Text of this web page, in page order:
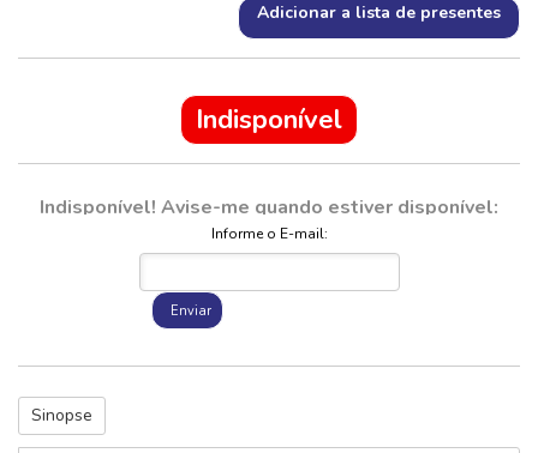
Adicionar a lista de presentes
Indisponível
Indisponível! Avise-me quando estiver disponível:
Informe o E-mail:
Enviar
Sinopse